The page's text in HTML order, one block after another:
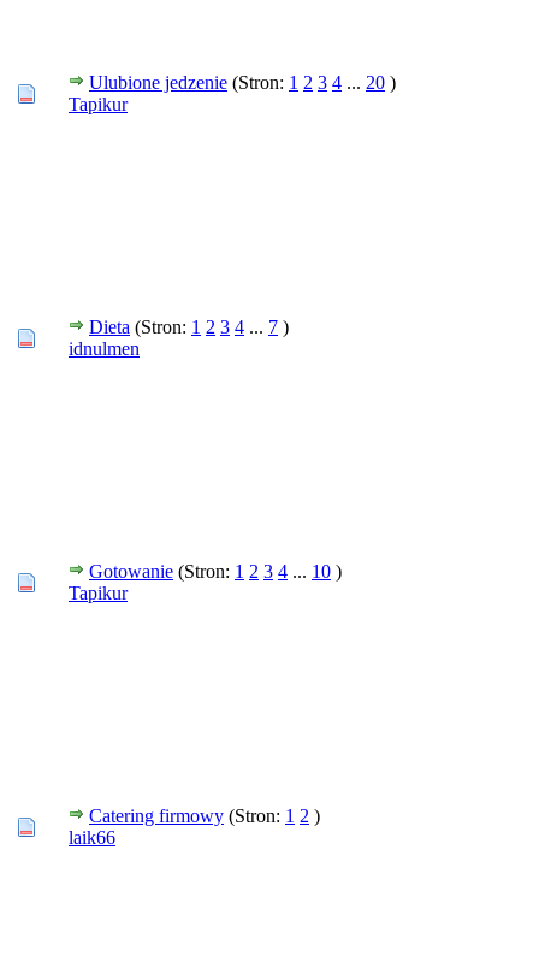
Ulubione jedzenie (Stron: 1 2 3 4 ... 20 )
Tapikur
Dieta (Stron: 1 2 3 4 ... 7 )
idnulmen
Gotowanie (Stron: 1 2 3 4 ... 10 )
Tapikur
Catering firmowy (Stron: 1 2 )
laik66